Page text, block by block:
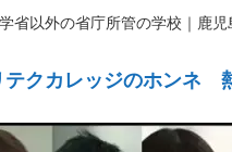
省以外の省庁所管の学校｜鹿児
テクカレッジのホンネ